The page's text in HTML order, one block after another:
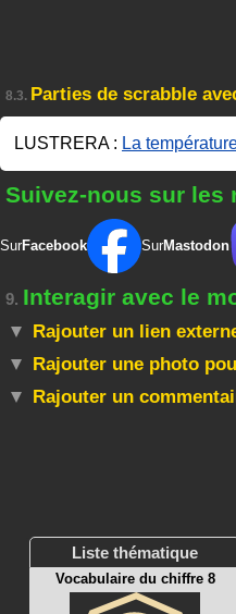
8.3. Parties de scrabble
LUSTRERA : La
Suivez-nous sur les
SurFacebook SurMastodon
9. Interagir avec le
Rajouter un lien
Rajouter une photo
Rajouter un
Liste thématique
Vocabulaire du chiffre 8